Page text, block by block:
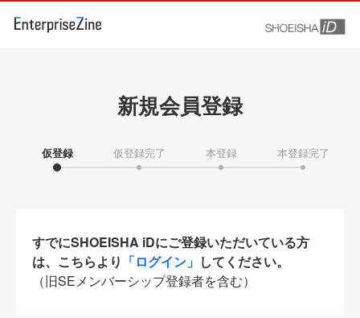
新規会員登録
仮登録 仮登録完了 本登録 本登録完了
すでにSHOEISHA iDにご登録いただいている方
は、こちらより 「ログイン」 してください。
（旧SEメンバーシップ登録者を含む）